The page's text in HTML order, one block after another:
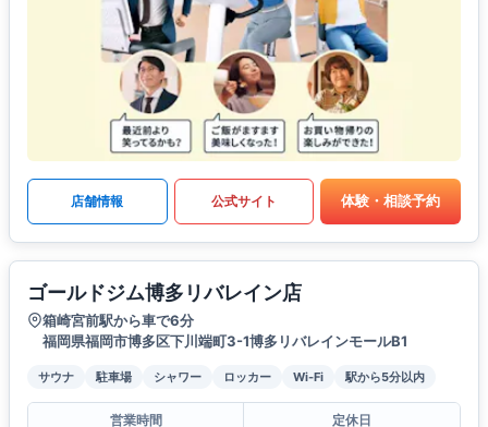
店舗情報 公式サイト 体験・相談予約
ゴールドジム博多リバレイン店
箱崎宮前駅から車で6分
福岡県福岡市博多区下川端町3-1博多リバレインモールB1
サウナ 駐車場 シャワー ロッカー Wi-Fi 駅から5分以内
営業時間
定休日